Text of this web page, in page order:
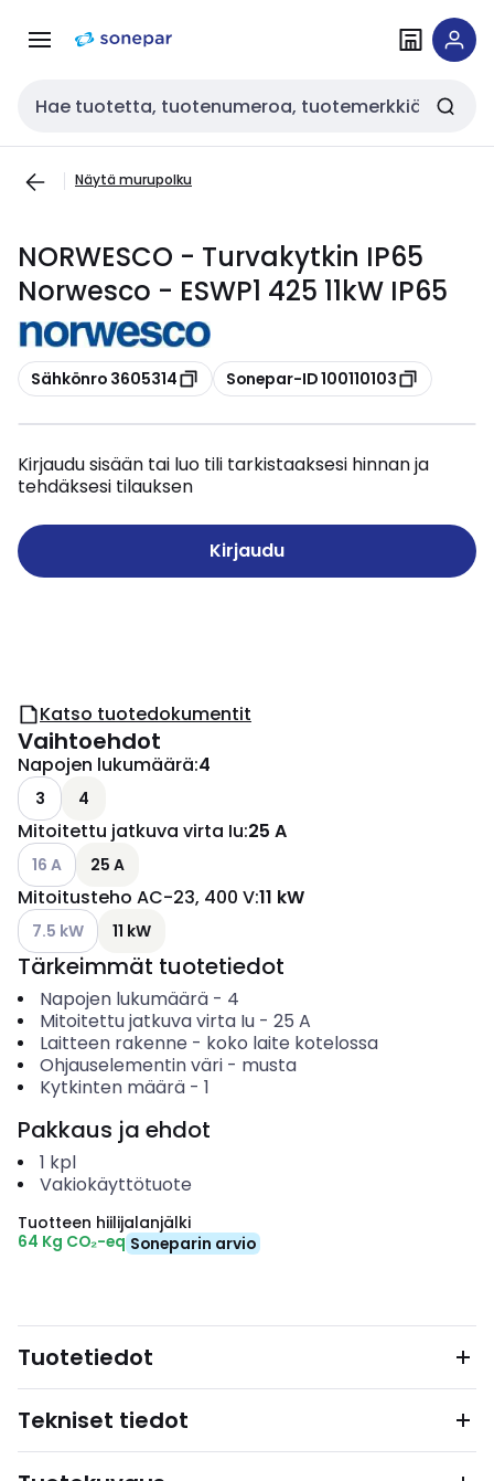
navigointiinsisältöön
Haku
Näytä murupolku
NORWESCO - Turvakytkin IP65
Norwesco - ESWP1 425 11kW IP65
Kopioi
Sähkönro 3605314 Kopioi
Sonepar-ID 100110103
Kirjaudu sisään tai luo tili tarkistaaksesi hinnan ja
tehdäksesi tilauksen
Kirjaudu
Katso tuotedokumentit
Vaihtoehdot
Napojen lukumäärä:4
3 4
Mitoitettu jatkuva virta Iu:25 A
Katso käytettävissä olevat vaihtoehdot
16 A 25 A
Mitoitusteho AC-23, 400 V:11 kW
Katso käytettävissä olevat vaihtoehdot
7.5 kW 11 kW
Tärkeimmät tuotetiedot
Napojen lukumäärä- 4
Mitoitettu jatkuva virta Iu- 25 A
Laitteen rakenne - koko laite kotelossa
Ohjauselementin väri- musta
Kytkinten määrä- 1
Pakkaus ja ehdot
1 kpl
Vakiokäyttötuote
Tuotteen hiilijalanjälki
64 Kg CO₂-eq Soneparin arvio
Tuotetiedot
Tekniset tiedot